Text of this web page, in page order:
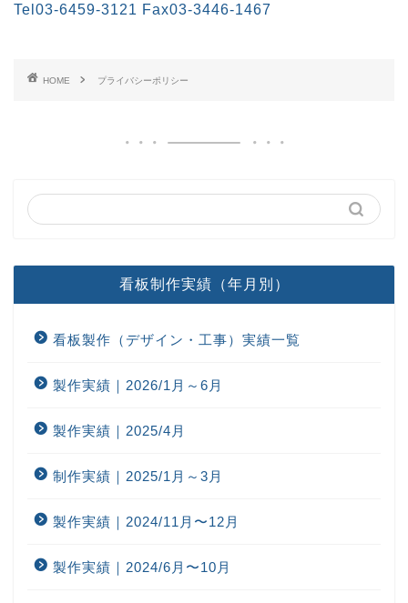
Tel03-6459-3121 Fax03-3446-1467
HOME プライバシーポリシー
看板制作実績（年月別）
看板製作（デザイン・工事）実績一覧
製作実績｜2026/1月～6月
製作実績｜2025/4月
制作実績｜2025/1月～3月
製作実績｜2024/11月〜12月
製作実績｜2024/6月〜10月